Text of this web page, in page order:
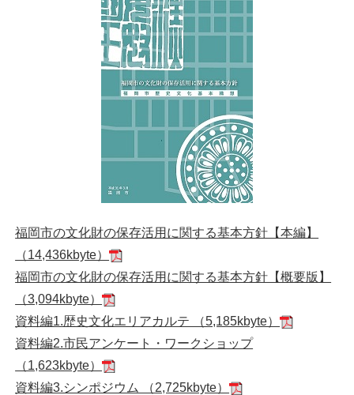
福岡市の文化財の保存活用に関する基本方針【本編】
（14,436kbyte）
福岡市の文化財の保存活用に関する基本方針【概要版】
（3,094kbyte）
資料編1.歴史文化エリアカルテ （5,185kbyte）
資料編2.市民アンケート・ワークショップ
（1,623kbyte）
資料編3.シンポジウム （2,725kbyte）